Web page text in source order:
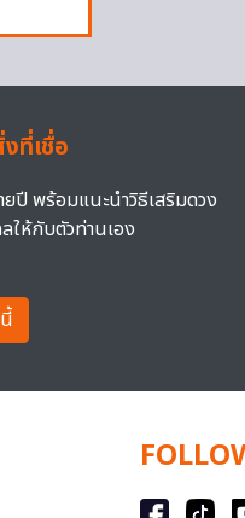
ที่เชื่อ
ยปี พร้อมแนะนำวิธีเสริมดวง
ให้กับตัวท่านเอง